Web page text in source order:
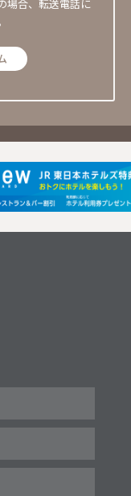
場合、転送電話に